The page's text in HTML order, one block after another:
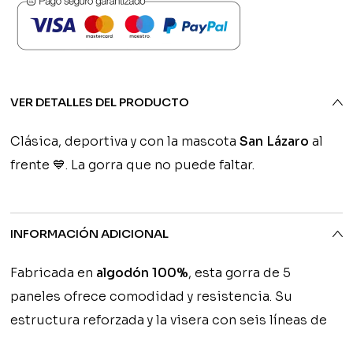
Lázaro
cantidad
VER DETALLES DEL PRODUCTO
Clásica, deportiva y con la mascotaSan Lázaro al
frente 💙. La gorra que no puede faltar.
INFORMACIÓN ADICIONAL
Fabricada en algodón 100%, esta gorra de 5
paneles ofrece comodidad y resistencia. Su
estructura reforzada y la visera con seis líneas de